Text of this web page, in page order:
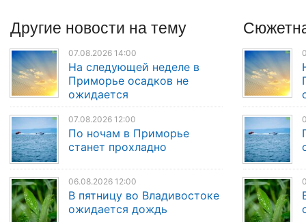
Другие новости на тему
07.08.2026 14:00
На следующей неделе в
Приморье осадков не
ожидается
07.08.2026 12:00
По ночам в Приморье
станет прохладно
06.08.2026 12:00
В пятницу во Владивостоке
ожидается дождь